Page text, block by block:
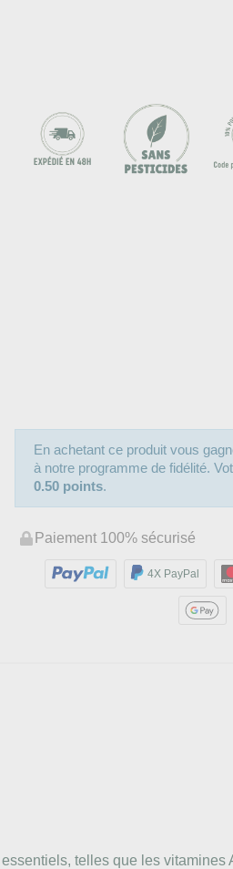
En achetant ce produit vous
à notre programme de fidélité.
0.50 points.
Paiement 100% sécurisé
4X PayPal
telles que les vitamines